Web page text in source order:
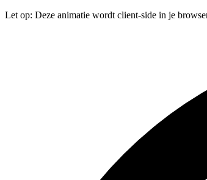
Let op: Deze animatie wordt client-side in je